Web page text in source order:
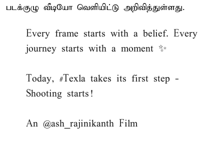
படக்குழு வீடியோ வெளியிட்டு அறிவித்துள்ளது.
Every frame starts with a belief. Every
journey starts with a moment ✨
Today, #Texla takes its first step -
Shooting starts!
An @ash_rajinikanth Film